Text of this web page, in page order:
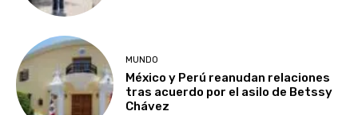
MUNDO
México y Perú reanudan relaciones
tras acuerdo por el asilo de Betssy
Chávez